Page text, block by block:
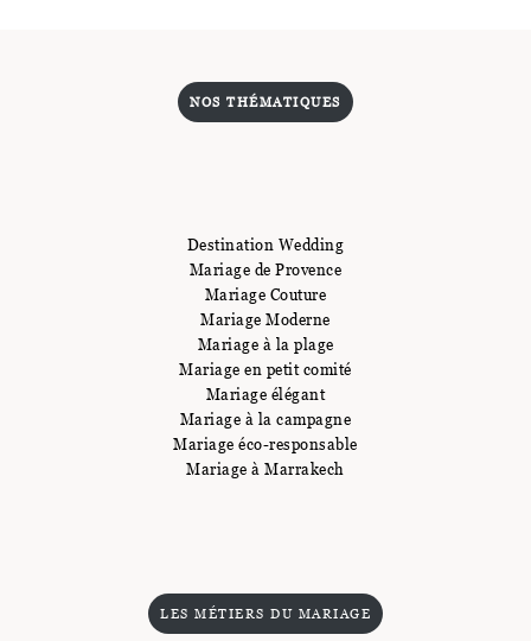
NOS THÉMATIQUES
Destination Wedding
Mariage de Provence
Mariage Couture
Mariage Moderne
Mariage à la plage
Mariage en petit comité
Mariage élégant
Mariage à la campagne
Mariage éco-responsable
Mariage à Marrakech
LES MÉTIERS DU MARIAGE